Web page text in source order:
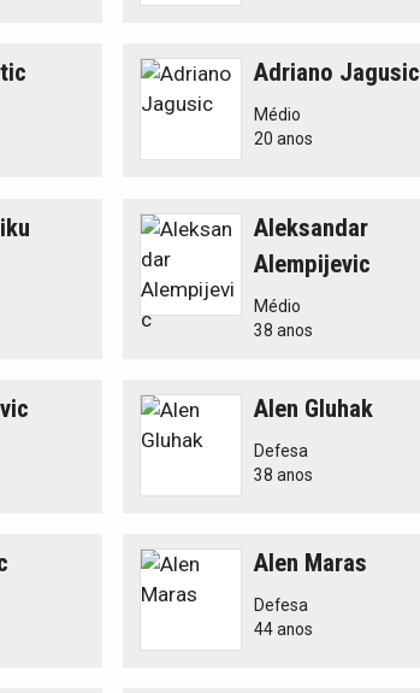
Adriano Jagusic
Médio
20 anos
Aleksandar
Alempijevic
Médio
38 anos
Alen Gluhak
Defesa
38 anos
Alen Maras
Defesa
44 anos